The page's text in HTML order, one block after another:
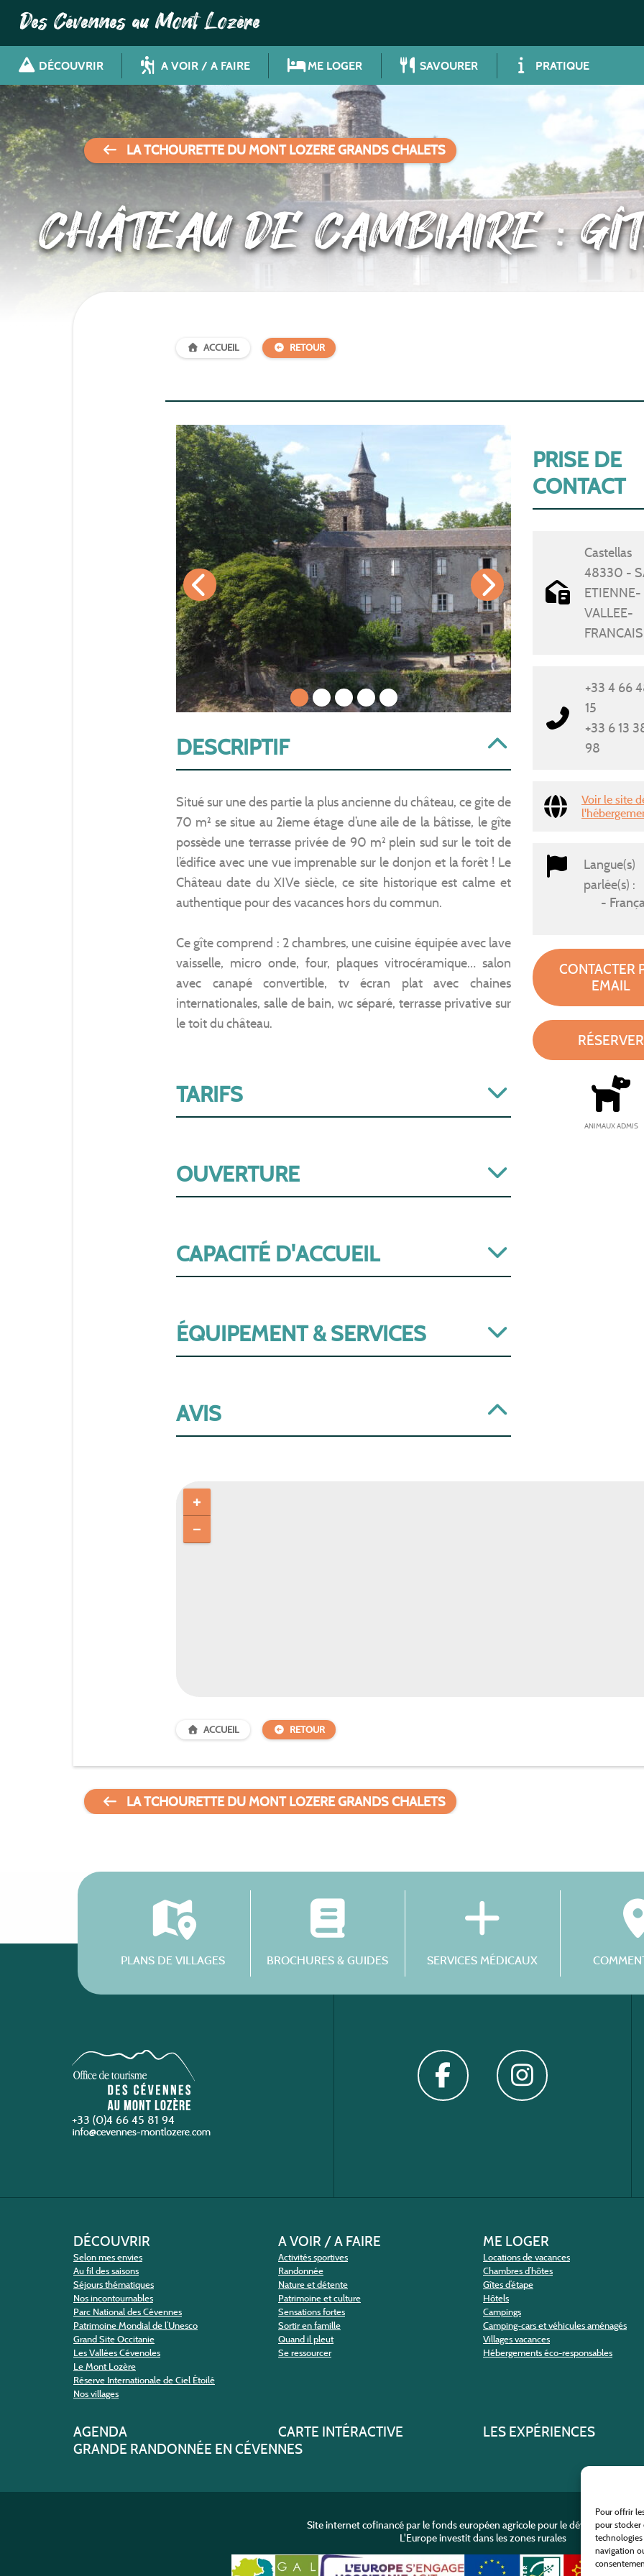
Pour offrir
pour stocker
navigation
Des Cévennes au Mont Lozère
DÉCOUVRIR A VOIR / A FAIRE ME LOGER SAVOURER PRATIQUE
LA TCHOURETTE DU MONT LOZERE GRANDS CHALETS
CHÂTEAU DE CAMBIAIRE :
ACCUEIL RETOUR
DESCRIPTIF
Situé sur une des partie la plus ancienne du château, ce gite de
70 m² se situe au 2ieme étage d’une aile de la bâtisse, le gîte
possède une terrasse privée de 90 m² plein sud sur le toit de
l’édifice avec une vue imprenable sur le donjon et la forêt ! Le
Château date du XIVe siècle, ce site historique est calme et
authentique pour des vacances hors du commun.
Ce gîte comprend : 2 chambres, une cuisine équipée avec lave
vaisselle, micro onde, four, plaques vitrocéramique… salon
avec canapé convertible, tv écran plat avec chaines
internationales, salle de bain, wc séparé, terrasse privative sur
le toit du château.
TARIFS
OUVERTURE
CAPACITÉ D'ACCUEIL
ÉQUIPEMENT & SERVICES
AVIS
PRISE DE
CONTACT
Castellas
48330 -
ETIENNE-
VALLEE-
+33 4 66
15
+33 6 13
98
Voir le site
Langue(s)
parlée(s) :
CONTACTER
EMAIL
RÉSERVER
ANIMAUX ADMIS
ACCUEIL RETOUR
LA TCHOURETTE DU MONT LOZERE GRANDS CHALETS
PLANS DE VILLAGES BROCHURES & GUIDES SERVICES MÉDICAUX
+33 (0)4 66 45 81 94
DÉCOUVRIR
Selon mes envies
Au fil des saisons
Séjours thématiques
Nos incontournables
Parc National des Cévennes
Patrimoine Mondial de l’Unesco
Grand Site Occitanie
Les Vallées Cévenoles
Le Mont Lozère
Réserve Internationale de Ciel Étoilé
Nos villages
A VOIR / A FAIRE
Activités sportives
Randonnée
Nature et détente
Patrimoine et culture
Sensations fortes
Sortir en famille
Quand il pleut
Se ressourcer
ME LOGER
Locations de vacances
Chambres d’hôtes
Gîtes d’étape
Hôtels
Campings
Camping-cars et véhicules aménagés
Villages vacances
Hébergements éco-responsables
AGENDA CARTE INTÉRACTIVE
LES EXPÉRIENCES
GRANDE RANDONNÉE EN CÉVENNES
Site internet cofinancé par le fonds européen agricole pour le développement
L'Europe investit dans les zones rurales